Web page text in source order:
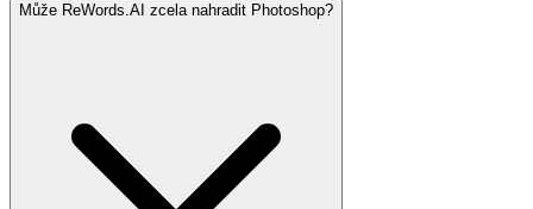
Může ReWords.AI zcela nahradit Photoshop?